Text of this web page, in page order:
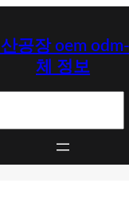
공장 oem
체 정보